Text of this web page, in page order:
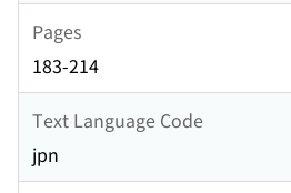
Pages
183-214
Text Language Code
jpn